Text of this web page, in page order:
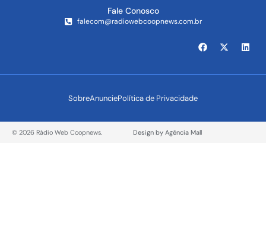
Fale Conosco
falecom@radiowebcoopnews.com.br
SobreAnunciePolítica de Privacidade
© 2026 Rádio Web Coopnews. Design by Agência Mall